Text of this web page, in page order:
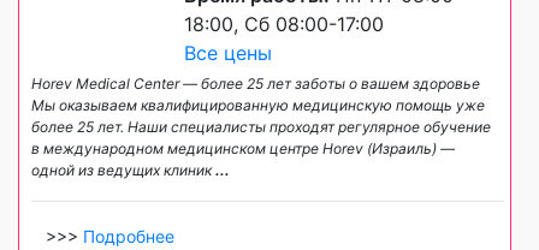
18:00, Сб 08:00-17:00
Все цены
Horev Medical Center — более 25 лет заботы о вашем здоровье
Мы оказываем квалифицированную медицинскую помощь уже
более 25 лет. Наши специалисты проходят регулярное обучение
в международном медицинском центре Horev (Израиль) —
одной из ведущих клиник...
>>> Подробнее